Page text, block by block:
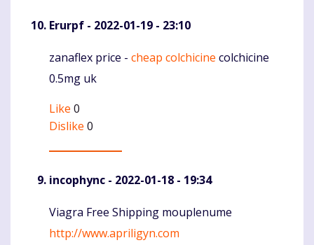
Erurpf - 2022-01-19 - 23:10
Komentaras
zanaflex price - cheap colchicine colchicine
0.5mg uk
Like 0
Dislike 0
incophync - 2022-01-18 - 19:34
Komentaras
Viagra Free Shipping mouplenume
http://www.apriligyn.com